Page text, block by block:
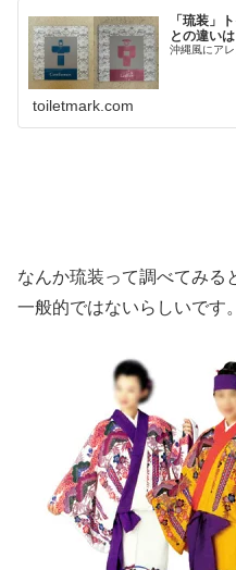
「琉装」
との違い
沖縄風にア
toiletmark.com
なんか琉装って調べてみる
一般的ではないらしいです